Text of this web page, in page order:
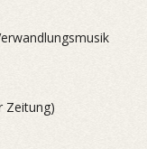
Zeitung)